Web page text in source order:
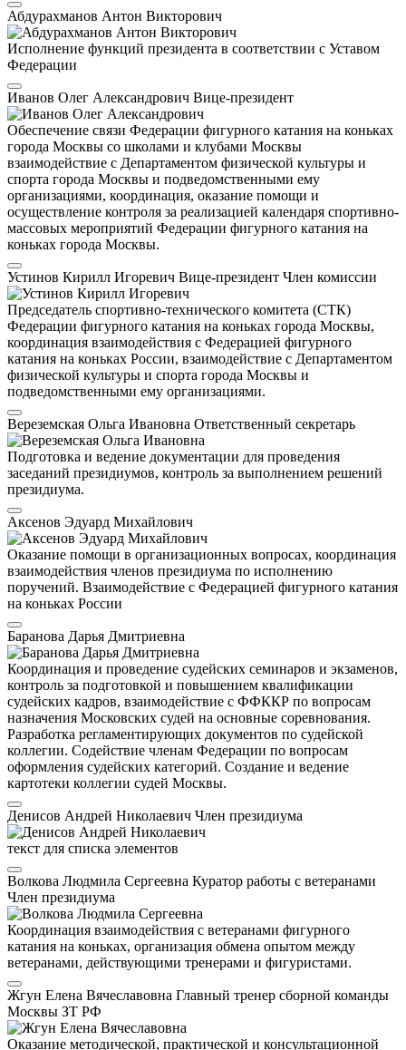
Абдурахманов Антон Викторович
Исполнение функций президента в соответствии с Уставом
Федерации
Иванов Олег Александрович Вице-президент
Обеспечение связи Федерации фигурного катания на коньках
города Москвы со школами и клубами Москвы
взаимодействие с Департаментом физической культуры и
спорта города Москвы и подведомственными ему
организациями, координация, оказание помощи и
осуществление контроля за реализацией календаря спортивно-
массовых мероприятий Федерации фигурного катания на
коньках города Москвы.
Устинов Кирилл Игоревич Вице-президент Член комиссии
Председатель спортивно-технического комитета (СТК)
Федерации фигурного катания на коньках города Москвы,
координация взаимодействия с Федерацией фигурного
катания на коньках России, взаимодействие с Департаментом
физической культуры и спорта города Москвы и
подведомственными ему организациями.
Вереземская Ольга Ивановна Ответственный секретарь
Подготовка и ведение документации для проведения
заседаний президиумов, контроль за выполнением решений
президиума.
Аксенов Эдуард Михайлович
Оказание помощи в организационных вопросах, координация
взаимодействия членов президиума по исполнению
поручений. Взаимодействие с Федерацией фигурного катания
на коньках России
Баранова Дарья Дмитриевна
Координация и проведение судейских семинаров и экзаменов,
контроль за подготовкой и повышением квалификации
судейских кадров, взаимодействие с ФФККР по вопросам
назначения Московских судей на основные соревнования.
Разработка регламентирующих документов по судейской
коллегии. Содействие членам Федерации по вопросам
оформления судейских категорий. Создание и ведение
картотеки коллегии судей Москвы.
Денисов Андрей Николаевич Член президиума
текст для списка элементов
Волкова Людмила Сергеевна Куратор работы с ветеранами
Член президиума
Координация взаимодействия с ветеранами фигурного
катания на коньках, организация обмена опытом между
ветеранами, действующими тренерами и фигуристами.
Жгун Елена Вячеславовна Главный тренер сборной команды
Москвы ЗТ РФ
Оказание методической, практической и консультационной